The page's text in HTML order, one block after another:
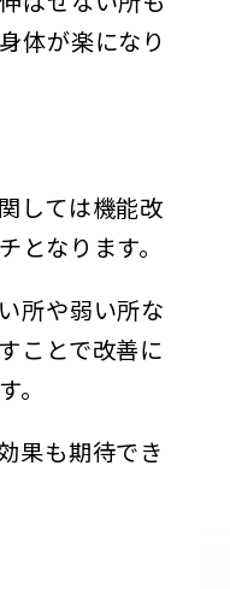
体が楽になり
しては機能改
となります。
所や弱い所な
ことで改善に
。
果も期待でき